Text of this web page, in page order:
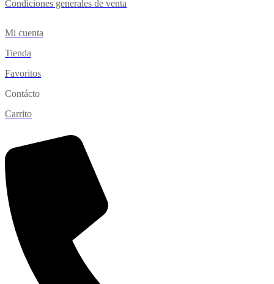
Condiciones generales de venta
Mi cuenta
Tienda
Favoritos
Contácto
Carrito